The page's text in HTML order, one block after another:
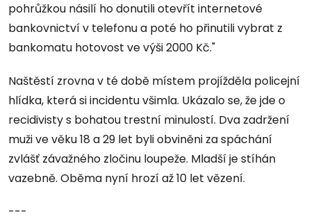
pohrůžkou násilí ho donutili otevřít internetové
bankovnictví v telefonu a poté ho přinutili vybrat z
bankomatu hotovost ve výši 2000 Kč."
Naštěstí zrovna v té době místem projížděla policejní
hlídka, která si incidentu všimla. Ukázalo se, že jde o
recidivisty s bohatou trestní minulostí. Dva zadržení
muži ve věku 18 a 29 let byli obviněni za spáchání
zvlášť závažného zločinu loupeže. Mladší je stíhán
vazebně. Oběma nyní hrozí až 10 let vězení.
---